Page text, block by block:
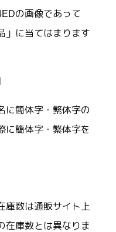
の画像であって
」に当てはまります
に簡体字・繁体字の
に簡体字・繁体字を
庫数は通販サイト上
在庫数とは異なりま